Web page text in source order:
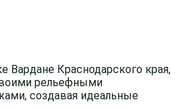
Вардане Краснодарского края,
рельефными
создавая идеальные